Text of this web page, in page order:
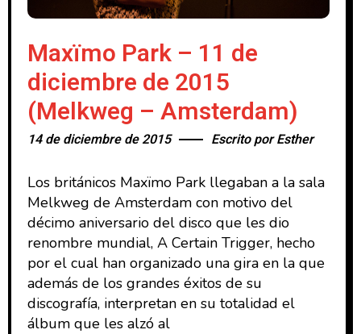
Maxïmo Park – 11 de
diciembre de 2015
(Melkweg – Amsterdam)
14 de diciembre de 2015 Escrito porEsther
Los británicos Maxïmo Park llegaban a la sala
Melkweg de Amsterdam con motivo del
décimo aniversario del disco que les dio
renombre mundial, A Certain Trigger, hecho
por el cual han organizado una gira en la que
además de los grandes éxitos de su
discografía, interpretan en su totalidad el
álbum que les alzó al